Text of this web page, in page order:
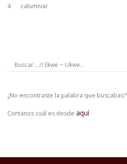
4
calumniar
¿No encontraste la palabra que buscabas?
Contanos cuál es desde aquí